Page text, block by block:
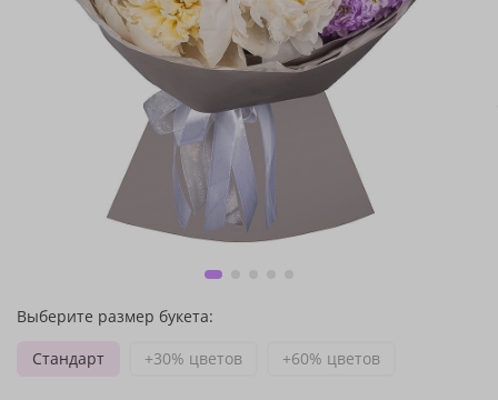
Выберите размер букета:
Стандарт
+30% цветов +60% цветов